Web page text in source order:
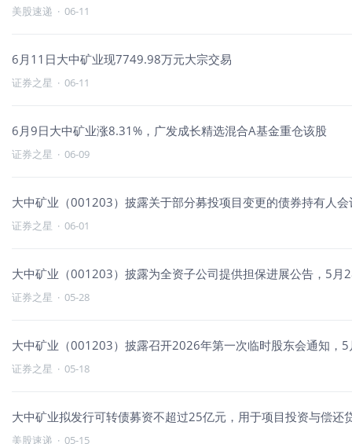
美股速递 · 06-11
6月11日大中矿业现7749.98万元大宗交易
证券之星 · 06-11
6月9日大中矿业涨8.31%，广发成长精选混合A基金重仓该股
证券之星 · 06-09
大中矿业（001203）披露关于部分募投项目变更的债券持有人
证券之星 · 06-01
大中矿业（001203）披露为全资子公司提供担保进展公告，5月
证券之星 · 05-28
大中矿业（001203）披露召开2026年第一次临时股东会通知，
证券之星 · 05-18
大中矿业拟发行可转债募资不超过25亿元，用于项目投资与偿还
美股速递 · 05-15